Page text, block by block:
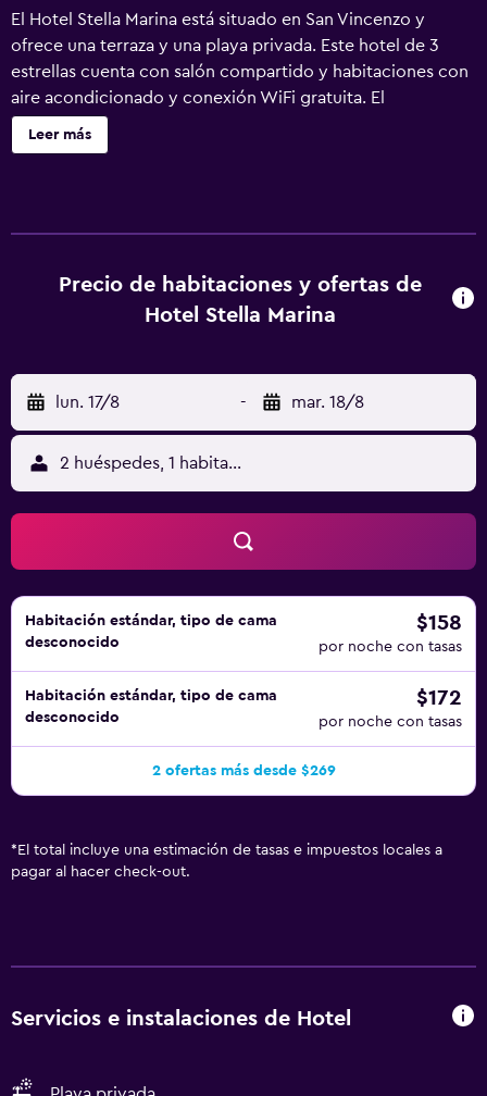
El Hotel Stella Marina está situado en San Vincenzo y
ofrece una terraza y una playa privada. Este hotel de 3
estrellas cuenta con salón compartido y habitaciones con
aire acondicionado y conexión WiFi gratuita. El
restaurante del establecimiento sirve una selección de
platos mediterráneos. Los alojamientos del hotel están
escritorio. Todas las mañanas se sirve un desayuno buffet.
Volterra se encuentra a 43 km del alojamiento, mientras
del Hotel Stella Marina.
Leer más
Precio de habitaciones y ofertas de
Hotel Stella Marina
lun. 17/8 - mar. 18/8
2 huéspedes, 1 habitación
Habitación estándar, tipo de cama
desconocido
$158
por noche con tasas
Habitación estándar, tipo de cama
desconocido
$172
por noche con tasas
2 ofertas más desde $269
* El total incluye una estimación de tasas e impuestos locales a
pagar al hacer check-out.
Servicios e instalaciones de Hotel